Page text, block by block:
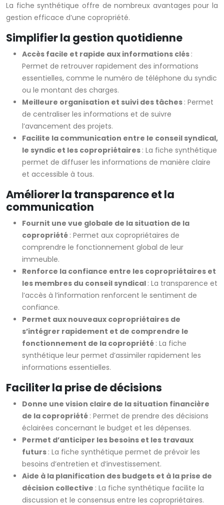
La fiche synthétique offre de nombreux avantages pour la
gestion efficace d’une copropriété.
Simplifier la gestion quotidienne
Accès facile et rapide aux informations clés :
Permet de retrouver rapidement des informations
essentielles, comme le numéro de téléphone du syndic
ou le montant des charges.
Meilleure organisation et suivi des tâches : Permet
de centraliser les informations et de suivre
l’avancement des projets.
Facilite la communication entre le conseil syndical,
le syndic et les copropriétaires : La fiche synthétique
permet de diffuser les informations de manière claire
et accessible à tous.
Améliorer la transparence et la
communication
Fournit une vue globale de la situation de la
copropriété : Permet aux copropriétaires de
comprendre le fonctionnement global de leur
immeuble.
Renforce la confiance entre les copropriétaires et
les membres du conseil syndical : La transparence et
l’accès à l’information renforcent le sentiment de
confiance.
Permet aux nouveaux copropriétaires de
s’intégrer rapidement et de comprendre le
fonctionnement de la copropriété : La fiche
synthétique leur permet d’assimiler rapidement les
informations essentielles.
Faciliter la prise de décisions
Donne une vision claire de la situation financière
de la copropriété : Permet de prendre des décisions
éclairées concernant le budget et les dépenses.
Permet d’anticiper les besoins et les travaux
futurs : La fiche synthétique permet de prévoir les
besoins d’entretien et d’investissement.
Aide à la planification des budgets et à la prise de
décision collective : La fiche synthétique facilite la
discussion et le consensus entre les copropriétaires.